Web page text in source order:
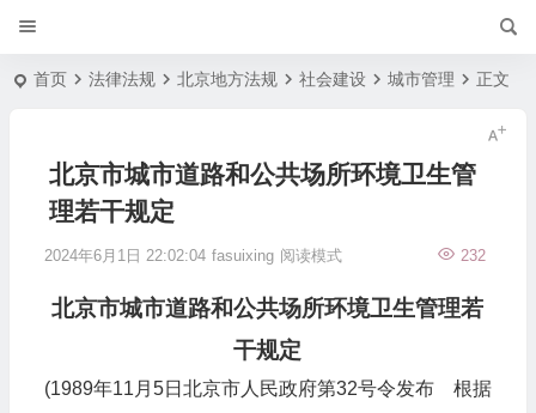
首页 法律法规 北京地方法规 社会建设 城市管理 正文
北京市城市道路和公共场所环境卫生管
理若干规定
2024年6月1日 22:02:04 fasuixing 232
阅读模式
北京市城市道路和公共场所环境卫生管理若
干规定
(1989年11月5日北京市人民政府第32号令发布 根据